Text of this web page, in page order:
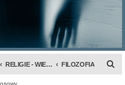
RELIGIE - WIERZENIA - CUDA FILOZOFIA